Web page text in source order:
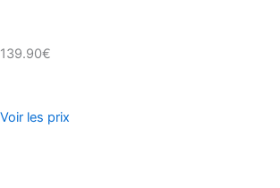
139.90€
Voir les prix